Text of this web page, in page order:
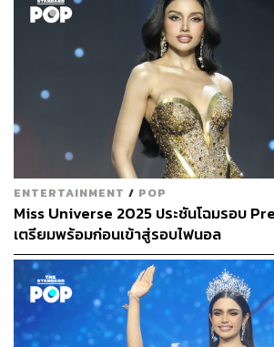
ENTERTAINMENT / POP
Miss Universe 2025 ประชันโฉมรอบ
เตรียมพร้อมก่อนเข้าสู่รอบไฟนอล